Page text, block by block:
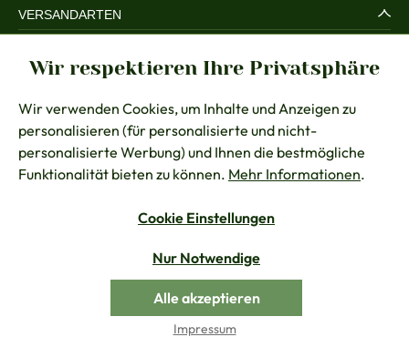
VERSANDARTEN
RECHTLICHES
BERATUNG
KONTAKT
Vertrag widerrufen
Alle Preise inkl. gesetzl. Mehrwertsteuer zzgl.
© Chiemseer Dirndl & Tracht
Wir respektieren Ihre Privatsphäre
Wir verwenden Cookies, um Inhalte und Anzeigen zu
personalisieren (für personalisierte und nicht-
personalisierte Werbung) und Ihnen die bestmögliche
Funktionalität bieten zu können. Mehr Informationen.
Cookie Einstellungen
Nur Notwendige
Alle akzeptieren
Impressum